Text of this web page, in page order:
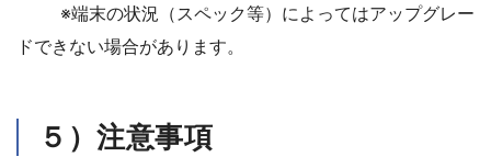
※端末の状況（スペック等）によってはアップグレー
ドできない場合があります。
５）注意事項